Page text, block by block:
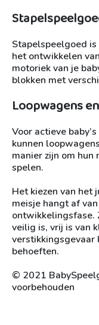
Stapelspeelgoed
het ontwikkelen
motoriek van je
blokken met
Loopwagens
Voor actieve
kunnen
manier zijn om
spelen.
Het kiezen van het
meisje hangt af
ontwikkelingsfase.
veilig is, vrij is van
verstikkingsgevaar
behoeften.
© 2021
voorbehouden